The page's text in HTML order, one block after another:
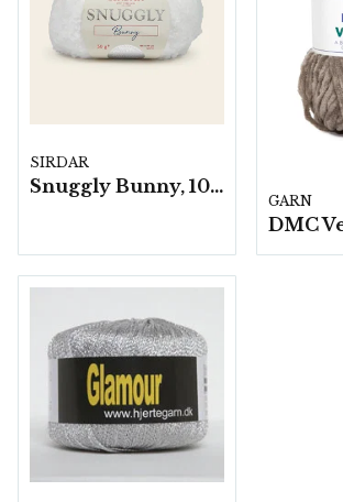
SIRDAR
Snuggly Bunny, 10 nystan á 50g/fp
GARN